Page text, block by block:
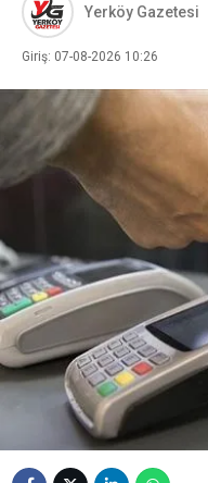
Yerköy Gazetesi
Giriş: 07-08-2026 10:26